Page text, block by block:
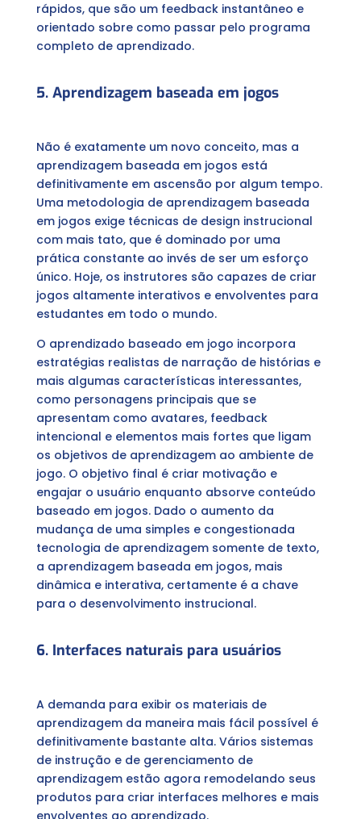
rápidos, que são um feedback instantâneo e
orientado sobre como passar pelo programa
completo de aprendizado.
5. Aprendizagem baseada em jogos
Não é exatamente um novo conceito, mas a
aprendizagem baseada em jogos está
definitivamente em ascensão por algum tempo.
Uma metodologia de aprendizagem baseada
em jogos exige técnicas de design instrucional
com mais tato, que é dominado por uma
prática constante ao invés de ser um esforço
único. Hoje, os instrutores são capazes de criar
jogos altamente interativos e envolventes para
estudantes em todo o mundo.
O aprendizado baseado em jogo incorpora
estratégias realistas de narração de histórias e
mais algumas características interessantes,
como personagens principais que se
apresentam como avatares, feedback
intencional e elementos mais fortes que ligam
os objetivos de aprendizagem ao ambiente de
jogo. O objetivo final é criar motivação e
engajar o usuário enquanto absorve conteúdo
baseado em jogos. Dado o aumento da
mudança de uma simples e congestionada
tecnologia de aprendizagem somente de texto,
a aprendizagem baseada em jogos, mais
dinâmica e interativa, certamente é a chave
para o desenvolvimento instrucional.
6. Interfaces naturais para usuários
A demanda para exibir os materiais de
aprendizagem da maneira mais fácil possível é
definitivamente bastante alta. Vários sistemas
de instrução e de gerenciamento de
aprendizagem estão agora remodelando seus
produtos para criar interfaces melhores e mais